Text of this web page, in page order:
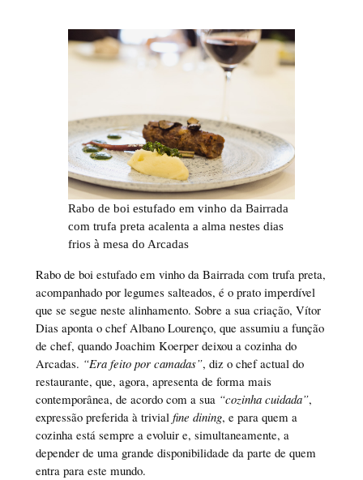
Rabo de boi estufado em vinho da Bairrada
com trufa preta acalenta a alma nestes dias
frios à mesa do Arcadas
Rabo de boi estufado em vinho da Bairrada com trufa preta,
acompanhado por legumes salteados, é o prato imperdível
que se segue neste alinhamento. Sobre a sua criação, Vítor
Dias aponta o chef Albano Lourenço, que assumiu a função
de chef, quando Joachim Koerper deixou a cozinha do
Arcadas. “Era feito por camadas”, diz o chef actual do
restaurante, que, agora, apresenta de forma mais
contemporânea, de acordo com a sua “cozinha cuidada”,
expressão preferida à trivial fine dining, e para quem a
cozinha está sempre a evoluir e, simultaneamente, a
depender de uma grande disponibilidade da parte de quem
entra para este mundo.